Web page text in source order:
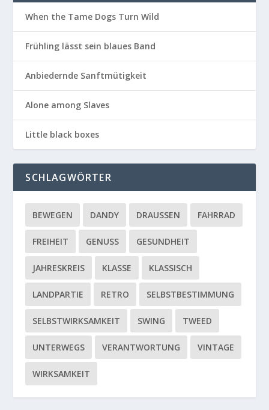
When the Tame Dogs Turn Wild
Frühling lässt sein blaues Band
Anbiedernde Sanftmütigkeit
Alone among Slaves
Little black boxes
SCHLAGWÖRTER
BEWEGEN DANDY DRAUSSEN FAHRRAD
FREIHEIT GENUSS GESUNDHEIT
JAHRESKREIS KLASSE KLASSISCH
LANDPARTIE RETRO SELBSTBESTIMMUNG
SELBSTWIRKSAMKEIT SWING TWEED
UNTERWEGS VERANTWORTUNG VINTAGE
WIRKSAMKEIT